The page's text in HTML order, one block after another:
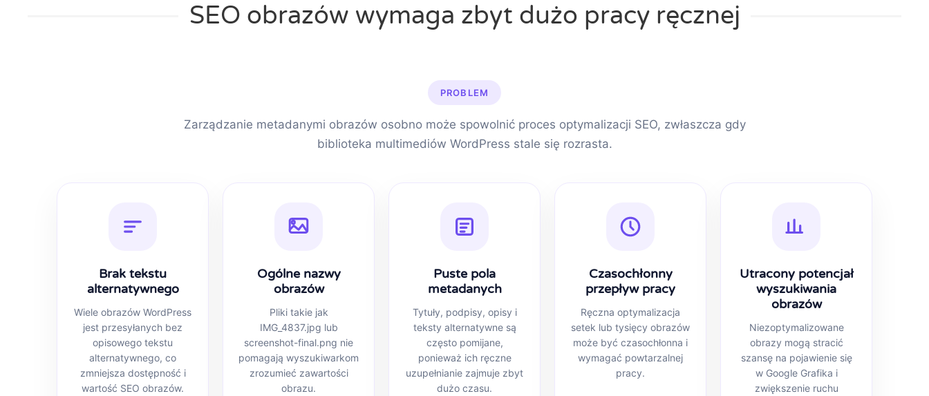
SEO obrazów wymaga zbyt dużo pracy ręcznej
PROBLEM
Zarządzanie metadanymi obrazów osobno może spowolnić proces optymalizacji SEO, zwłaszcza gdy
biblioteka multimediów WordPress stale się rozrasta.
Brak tekstu
alternatywnego
Wiele obrazów WordPress
jest przesyłanych bez
opisowego tekstu
alternatywnego, co
zmniejsza dostępność i
wartość SEO obrazów.
Ogólne nazwy
obrazów
Pliki takie jak
IMG_4837.jpg lub
screenshot-final.png nie
pomagają wyszukiwarkom
zrozumieć zawartości
obrazu.
Puste pola
metadanych
Tytuły, podpisy, opisy i
teksty alternatywne są
często pomijane,
ponieważ ich ręczne
uzupełnianie zajmuje zbyt
dużo czasu.
Czasochłonny
przepływ pracy
Ręczna optymalizacja
setek lub tysięcy obrazów
może być czasochłonna i
wymagać powtarzalnej
pracy.
Utracony potencjał
wyszukiwania
obrazów
Niezoptymalizowane
obrazy mogą stracić
szansę na pojawienie się
w Google Grafika i
zwiększenie ruchu